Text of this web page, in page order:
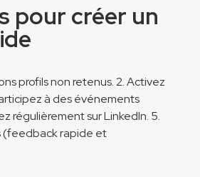
pour créer un
profils non retenus. 2. Activez
à des événements
régulièrement sur LinkedIn. 5.
(feedback rapide et